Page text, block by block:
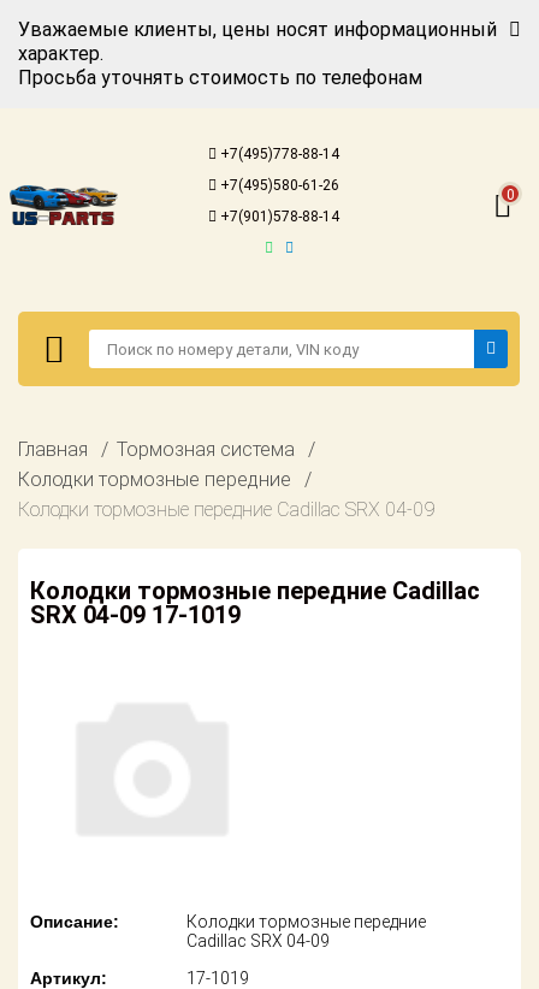
Уважаемые клиенты, цены носят информационный
характер.
Просьба уточнять стоимость по телефонам
+7(495)778-88-14
+7(495)580-61-26
+7(901)578-88-14
0
Авторизация
американских
автомобилей
запросу
техобслуживание
Оплата
Возврат
Регистрация
американских
Онлайн каталоги
Доставка
Оплата
Главная
Тормозная система
Колодки тормозные передние
Колодки тормозные передние Cadillac SRX 04-09
Колодки тормозные передние Cadillac
SRX 04-09 17-1019
Описание:
Колодки тормозные передние
Cadillac SRX 04-09
Артикул:
17-1019